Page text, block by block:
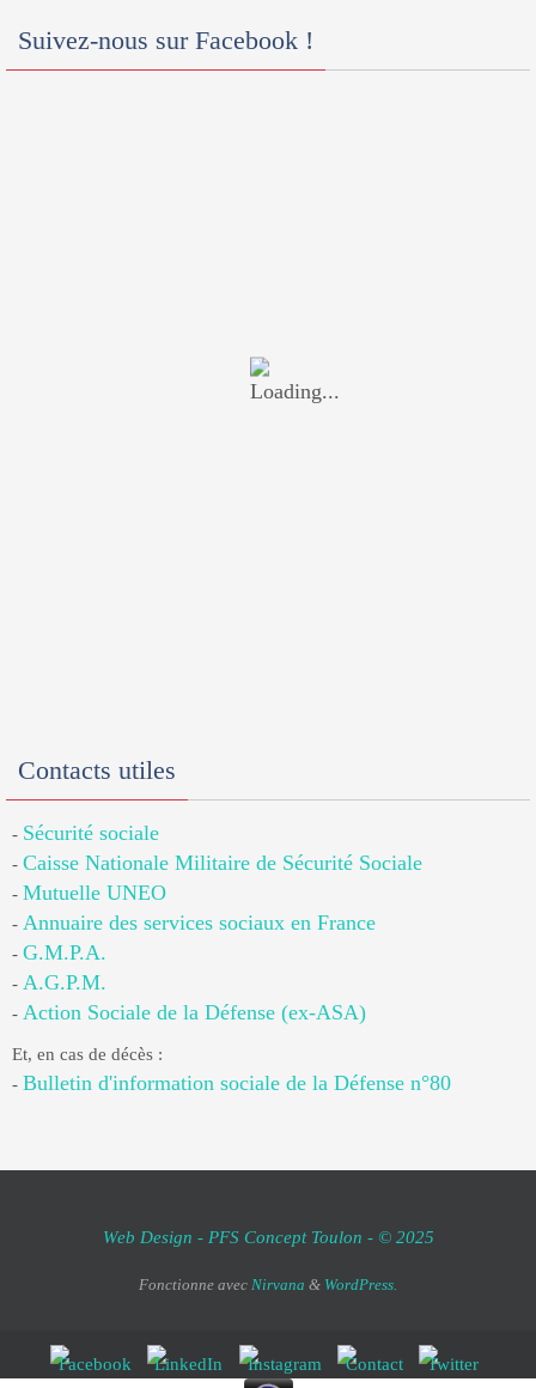
Suivez-nous sur Facebook !
Contacts utiles
- Sécurité sociale
- Caisse Nationale Militaire de Sécurité Sociale
- Mutuelle UNEO
- Annuaire des services sociaux en France
- G.M.P.A.
- A.G.P.M.
- Action Sociale de la Défense (ex-ASA)
Et, en cas de décès :
- Bulletin d'information sociale de la Défense n°80
Web Design - PFS Concept Toulon - © 2025
Fonctionne avec Nirvana & WordPress.